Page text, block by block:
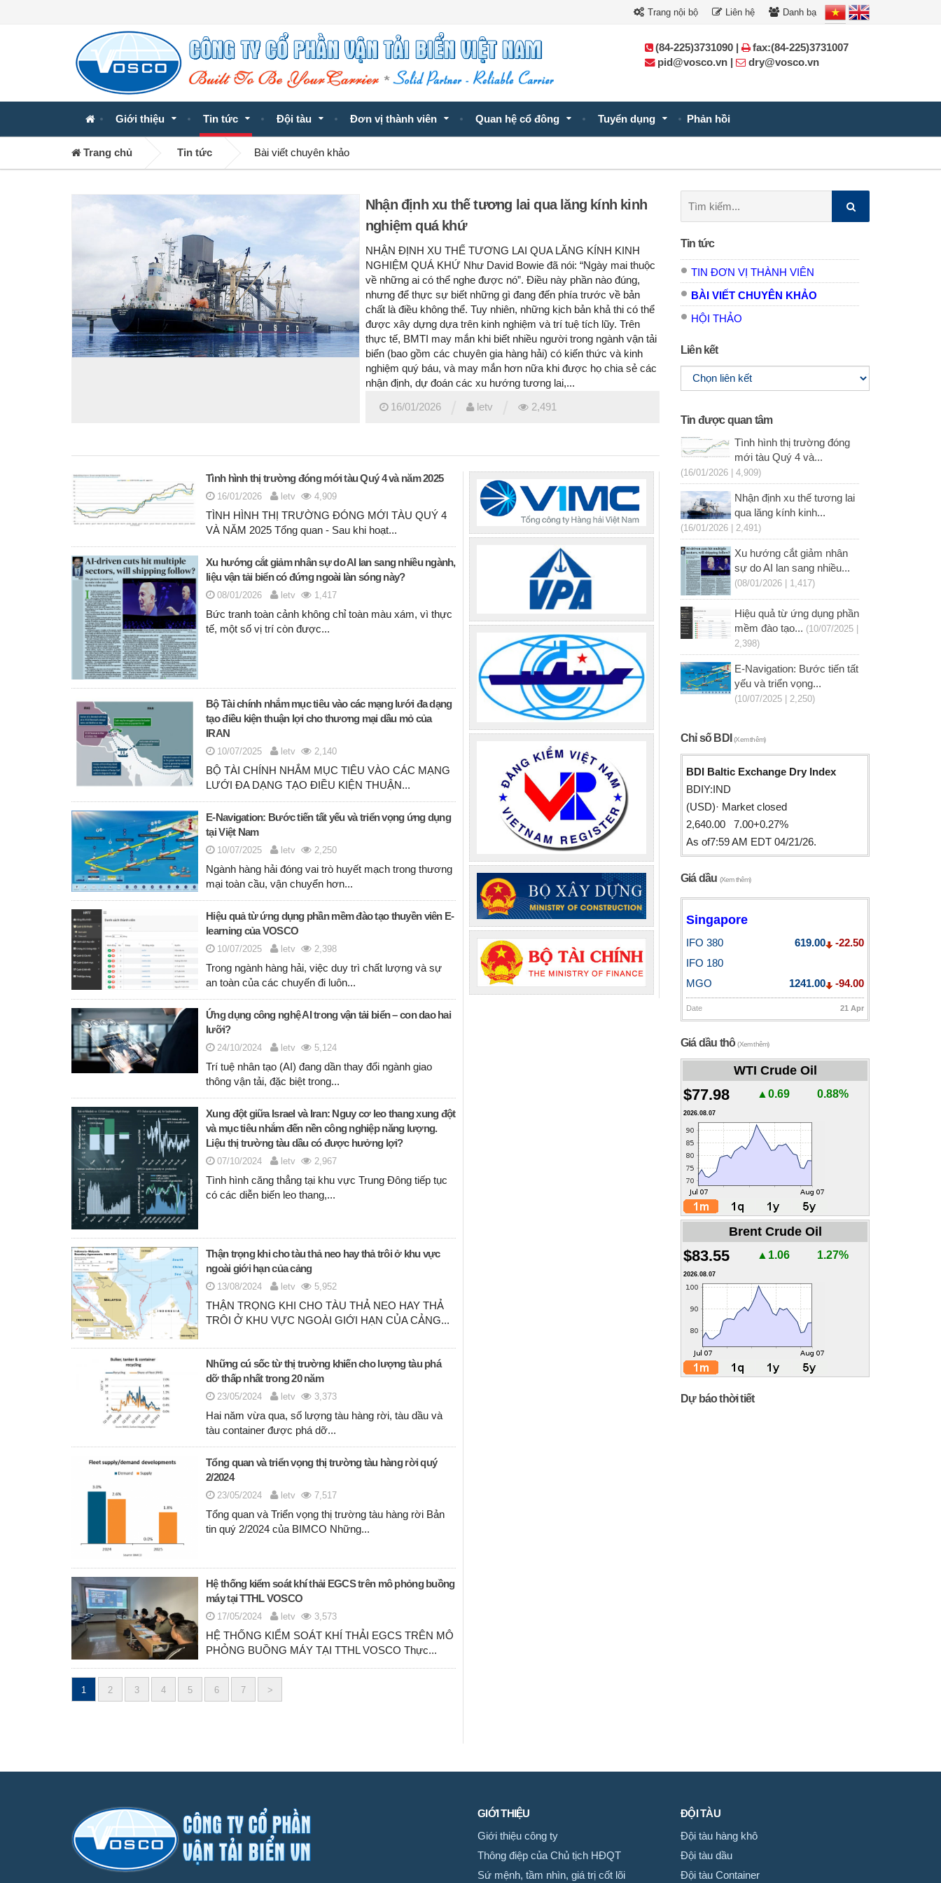
Trang nội bộ Liên hệ Danh bạ
Giới thiệu Tin tức Đội tàu Đơn vị thành viên Quan hệ cổ đông Tuyển dụng Phản hồi
(84-225)3731090 |
fax:(84-225)3731007
pid@vosco.vn |
dry@vosco.vn
Trang chủ Tin tức Bài viết chuyên khảo
Nhận định xu thế tương lai qua lăng kính kinh
nghiệm quá khứ
NHẬN ĐỊNH XU THẾ TƯƠNG LAI QUA LĂNG KÍNH KINH
NGHIỆM QUÁ KHỨ Như David Bowie đã nói: “Ngày mai thuộc
về những ai có thể nghe được nó”. Điều này phần nào đúng,
nhưng để thực sự biết những gì đang đến phía trước về bản
chất là điều không thể. Tuy nhiên, những kịch bản khả thi có thể
được xây dựng dựa trên kinh nghiệm và trí tuệ tích lũy. Trên
thực tế, BMTI may mắn khi biết nhiều người trong ngành vận tải
biển (bao gồm các chuyên gia hàng hải) có kiến thức và kinh
nghiệm quý báu, và may mắn hơn nữa khi được họ chia sẻ các
nhận định, dự đoán các xu hướng tương lai,...
16/01/2026 letv 2,491
Tình hình thị trường đóng mới tàu Quý 4 và năm 2025
16/01/2026 letv 4,909
TÌNH HÌNH THỊ TRƯỜNG ĐÓNG MỚI TÀU QUÝ 4
VÀ NĂM 2025 Tổng quan - Sau khi hoạt...
Xu hướng cắt giảm nhân sự do AI lan sang nhiều ngành,
liệu vận tải biển có đứng ngoài làn sóng này?
08/01/2026 letv 1,417
Bức tranh toàn cảnh không chỉ toàn màu xám, vì thực
tế, một số vị trí còn được...
Bộ Tài chính nhắm mục tiêu vào các mạng lưới đa dạng
tạo điều kiện thuận lợi cho thương mại dầu mỏ của
IRAN
10/07/2025 letv 2,140
BỘ TÀI CHÍNH NHẮM MỤC TIÊU VÀO CÁC MẠNG
LƯỚI ĐA DẠNG TẠO ĐIỀU KIỆN THUẬN...
E-Navigation: Bước tiến tất yếu và triển vọng ứng dụng
tại Việt Nam
10/07/2025 letv 2,250
Ngành hàng hải đóng vai trò huyết mạch trong thương
mại toàn cầu, vận chuyển hơn...
Hiệu quả từ ứng dụng phần mềm đào tạo thuyền viên E-
learning của VOSCO
10/07/2025 letv 2,398
Trong ngành hàng hải, việc duy trì chất lượng và sự
an toàn của các chuyến đi luôn...
Ứng dụng công nghệ AI trong vận tải biển – con dao hai
lưỡi?
24/10/2024 letv 5,124
Trí tuệ nhân tạo (AI) đang dần thay đổi ngành giao
thông vận tải, đặc biệt trong...
Xung đột giữa Israel và Iran: Nguy cơ leo thang xung đột
và mục tiêu nhắm đến nền công nghiệp năng lượng.
Liệu thị trường tàu dầu có được hưởng lợi?
07/10/2024 letv 2,967
Tình hình căng thẳng tại khu vực Trung Đông tiếp tục
có các diễn biến leo thang,...
Thận trọng khi cho tàu thả neo hay thả trôi ở khu vực
ngoài giới hạn của cảng
13/08/2024 letv 5,952
THẬN TRỌNG KHI CHO TÀU THẢ NEO HAY THẢ
TRÔI Ở KHU VỰC NGOÀI GIỚI HẠN CỦA CẢNG...
Những cú sốc từ thị trường khiến cho lượng tàu phá
dỡ thấp nhất trong 20 năm
23/05/2024 letv 3,373
Hai năm vừa qua, số lượng tàu hàng rời, tàu dầu và
tàu container được phá dỡ...
Tổng quan và triển vọng thị trường tàu hàng rời quý
2/2024
23/05/2024 letv 7,517
Tổng quan và Triển vọng thị trường tàu hàng rời Bản
tin quý 2/2024 của BIMCO Những...
Hệ thống kiểm soát khí thải EGCS trên mô phỏng buồng
máy tại TTHL VOSCO
17/05/2024 letv 3,573
HỆ THỐNG KIỂM SOÁT KHÍ THẢI EGCS TRÊN MÔ
PHỎNG BUỒNG MÁY TẠI TTHL VOSCO Thực...
Posts
1 2 3 4 5 6 7 >
kiếm:
Tin tức
TIN ĐƠN VỊ THÀNH VIÊN
BÀI VIẾT CHUYÊN KHẢO
HỘI THẢO
Liên kết
Tin được quan tâm
Tình hình thị trường đóng
mới tàu Quý 4 và...
(16/01/2026 | 4,909)
Nhận định xu thế tương lai
qua lăng kính kinh...
(16/01/2026 | 2,491)
Xu hướng cắt giảm nhân
sự do AI lan sang nhiều...
(08/01/2026 | 1,417)
Hiệu quả từ ứng dụng phần
mềm đào tạo... (10/07/2025 |
2,398)
E-Navigation: Bước tiến tất
yếu và triển vọng...
(10/07/2025 | 2,250)
Chỉ số BDI(Xem thêm)
BDI Baltic Exchange Dry Index
BDIY:IND
(USD)· Market closed
2,640.00 7.00+0.27%
As of7:59 AM EDT 04/21/26.
Giá dầu (Xem thêm)
Singapore
IFO 380 619.00
-22.50
IFO 180
MGO
1241.00 -94.00
Date 21 Apr
Giá dầu thô(Xem thêm)
WTI Crude Oil
$77.98 ▲0.69 0.88%
2026.08.07
Brent Crude Oil
$83.55 ▲1.06 1.27%
2026.08.07
Dự báo thời tiết
GIỚI THIỆU
Giới thiệu công ty
Thông điệp của Chủ tịch HĐQT
Sứ mệnh, tầm nhìn, giá trị cốt lõi
ĐỘI TÀU
Đội tàu hàng khô
Đội tàu dầu
Đội tàu Container